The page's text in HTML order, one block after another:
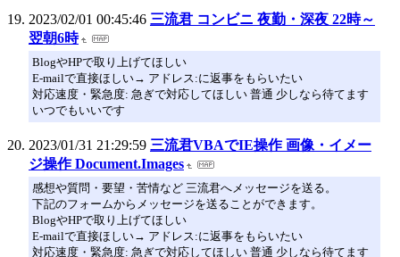
2023/02/01 00:45:46 三流君 コンビニ 夜勤・深夜 22時～
翌朝6時
BlogやHPで取り上げてほしい
E-mailで直接ほしい→ アドレス:に返事をもらいたい
対応速度・緊急度: 急ぎで対応してほしい 普通 少しなら待てます
いつでもいいです
2023/01/31 21:29:59 三流君VBAでIE操作 画像・イメー
ジ操作 Document.Images
感想や質問・要望・苦情など 三流君へメッセージを送る。
下記のフォームからメッセージを送ることができます。
BlogやHPで取り上げてほしい
E-mailで直接ほしい→ アドレス:に返事をもらいたい
対応速度・緊急度: 急ぎで対応してほしい 普通 少しなら待てます